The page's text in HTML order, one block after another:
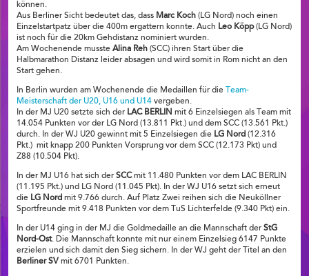
können.
Aus Berliner Sicht bedeutet das, dass Marc Koch (LG Nord) noch einen
Einzelstartpatz über die 400m ergattern konnte. Auch Leo Köpp(LG Nord)
ist noch für die 20km Gehdistanz nominiert wurden.
Am Wochenende musste Alina Reh (SCC) ihren Start über die
Halbmarathon Distanz leider absagen und wird somit in Rom nicht an den
Start gehen.
In Berlin wurden am Wochenende die Medaillen für die
Team-
Meisterschaft der U20, U16 und U14 vergeben.
In der MJ U20 setzte sich der LAC BERLIN mit 6 Einzelsiegen als Team mit
14.054 Punkten vor der LG Nord (13.811 Pkt.) und dem SCC (13.561 Pkt.)
durch. In der WJ U20 gewinnt mit 5 Einzelsiegen die LG Nord (12.316
Pkt.) mit knapp 200 Punkten Vorsprung vor dem SCC (12.173 Pkt) und
Z88 (10.504 Pkt).
In der MJ U16 hat sich der SCCmit 11.480 Punkten vor dem LAC BERLIN
(11.195 Pkt.) und LG Nord (11.045 Pkt). In der WJ U16 setzt sich erneut
die LG Nord mit 9.766 durch. Auf Platz Zwei reihen sich die Neuköllner
Sportfreunde mit 9.418 Punkten vor dem TuS Lichterfelde (9.340 Pkt) ein.
In der U14 ging in der MJ die Goldmedaille an die Mannschaft der StG
Nord-Ost. Die Mannschaft konnte mit nur einem Einzelsieg 6147 Punkte
erzielen und sich damit den Sieg sichern. In der WJ geht der Titel an den
Berliner SV mit 6701 Punkten.